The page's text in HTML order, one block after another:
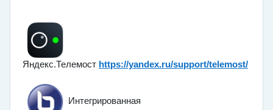
Яндекс.Телемост https://yandex.ru/support/telemost/
Интегрированная